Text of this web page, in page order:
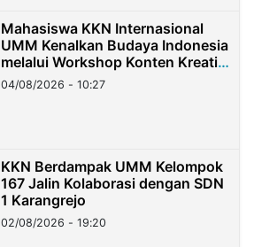
Mahasiswa KKN Internasional
UMM Kenalkan Budaya Indonesia
melalui Workshop Konten Kreatif
di Taiwan
04/08/2026 - 10:27
KKN Berdampak UMM Kelompok
167 Jalin Kolaborasi dengan SDN
1 Karangrejo
02/08/2026 - 19:20